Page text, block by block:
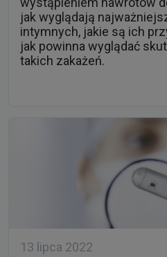
jak wyglądają
intymnych, jakie są ich
jak powinna wyglądać
takich zakażeń.
13 lipca 2022